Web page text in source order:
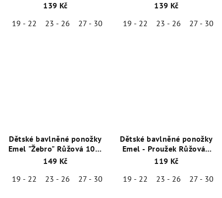
139 Kč
19 - 22
23 - 26 27 - 30
139 Kč
19 - 22
23 - 26 27 - 30
Dětské bavlněné ponožky
Emel "Žebro" Růžová 100-
33
149 Kč
19 - 22
23 - 26 27 - 30
Dětské bavlněné ponožky
Emel - Proužek Růžová -
100-63
119 Kč
19 - 22
23 - 26 27 - 30